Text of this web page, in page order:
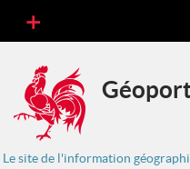
Le site de l'information